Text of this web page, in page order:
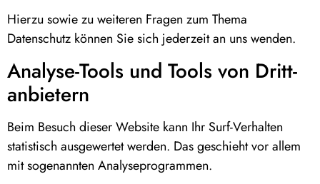
Hierzu sowie zu weiteren Fragen zum Thema
Datenschutz können Sie sich jederzeit an uns wenden.
Analyse-Tools und Tools von Dritt­
anbietern
Beim Besuch dieser Website kann Ihr Surf-Verhalten
statistisch ausgewertet werden. Das geschieht vor allem
mit sogenannten Analyseprogrammen.